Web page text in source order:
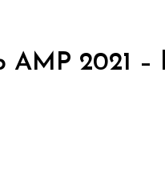
AMP 2021 –